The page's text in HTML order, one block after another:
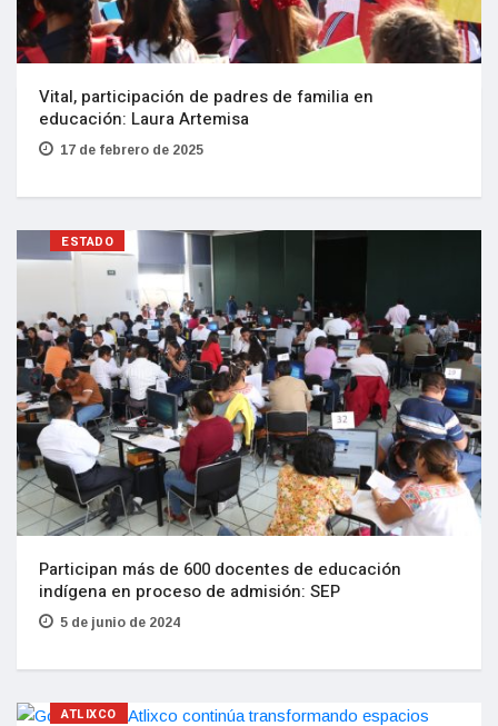
Vital, participación de padres de familia en
educación: Laura Artemisa
17 de febrero de 2025
ESTADO
Participan más de 600 docentes de educación
indígena en proceso de admisión: SEP
5 de junio de 2024
ATLIXCO